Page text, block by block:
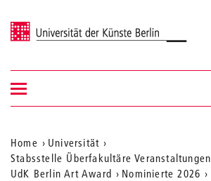
Universität der Künste Berlin
Navigation &
Suche
Navigation
ein-/ausblenden
Aktuelle
Position
Home
Universität
Stabsstelle Überfakultäre Veranstaltungen
UdK Berlin Art Award
Nominierte 2026